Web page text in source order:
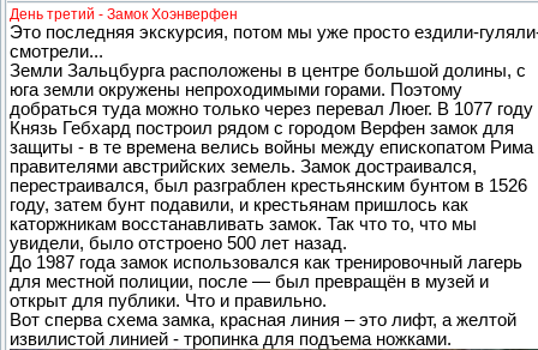
День третий - Замок Хоэнверфен
Это последняя экскурсия, потом мы уже просто ездили-
смотрели...
Земли Зальцбурга расположены в центре большой долины, с
юга земли окружены непроходимыми горами. Поэтому
добраться туда можно только через перевал Люег. В 1077 году
Князь Гебхард построил рядом с городом Верфен замок для
защиты - в те времена велись войны между епископатом Рима
правителями австрийских земель. Замок достраивался,
перестраивался, был разграблен крестьянским бунтом в 1526
году, затем бунт подавили, и крестьянам пришлось как
каторжникам восстанавливать замок. Так что то, что мы
увидели, было отстроено 500 лет назад.
До 1987 года замок использовался как тренировочный лагерь
для местной полиции, после — был превращён в музей и
открыт для публики. Что и правильно.
Вот сперва схема замка, красная линия – это лифт, а желтой
извилистой линией - тропинка для подъема ножками.